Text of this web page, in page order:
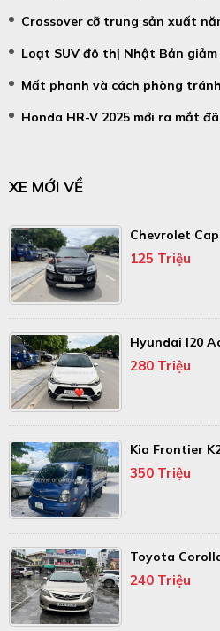
Crossover cỡ trung sản xuất
Loạt SUV đô thị Nhật Bản giảm
Mất phanh và cách phòng tránh
Honda HR-V 2025 mới ra mắt
XE MỚI VỀ
Chevrolet
125 Triệu
Hyundai I20
280 Triệu
Kia Frontier
350 Triệu
Toyota
240 Triệu